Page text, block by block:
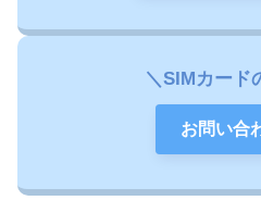
電話番号移行サービスをご利用
が登録された先払いSIMカードの
日を経過した後にご利用いただけ
＼SIMカード
お問い合